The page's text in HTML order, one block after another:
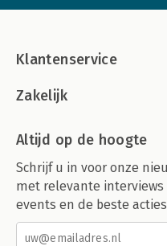
Klantenservice
Zakelijk
Altijd op de hoogte
Schrijf u in voor onze
met relevante
events en de beste